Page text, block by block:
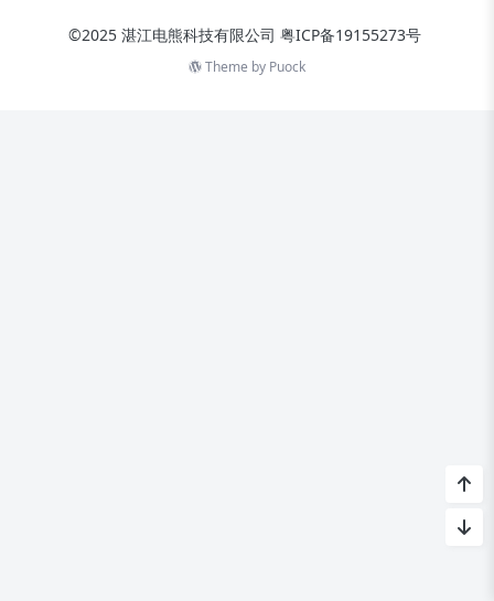
©2025 湛江电熊科技有限公司 粤ICP备19155273号
Theme by Puock